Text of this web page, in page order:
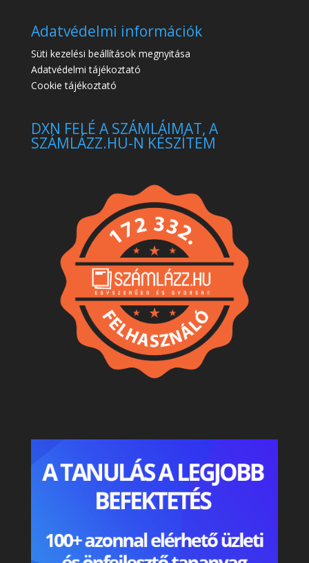
Adatvédelmi információk
Süti kezelési beállítások megnyitása
Adatvédelmi tájékoztató
Cookie tájékoztató
DXN FELÉ A SZÁMLÁIMAT, A
SZÁMLÁZZ.HU-N KÉSZÍTEM